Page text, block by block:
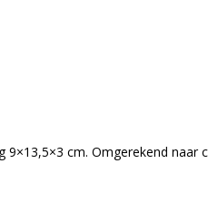
cm. Omgerekend naar